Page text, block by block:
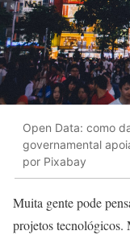
Open Data: como
governamental
por Pixabay
Muita gente pode
projetos tecnológicos.